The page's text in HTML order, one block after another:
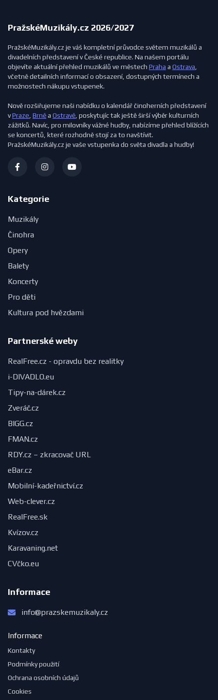
PražskéMuzikály.cz 2026/2027
PražskéMuzikály.cz je váš kompletní průvodce světem muzikálů a
divadelních představení v České republice. Na našem portálu
objevíte aktuální přehled muzikálů ve městech Praha a Ostrava
včetně detailních informací o obsazení, dostupných termínech a
možnostech nákupu vstupenek.
Nově rozšiřujeme naši nabídku o kalendář činoherních představení
vPraze Brněa Ostravě , poskytujíc tak ještě širší výběr kulturních
zážitků. Navíc, pro milovníky vážné hudby, nabízíme přehled blížících
se koncertů, které rozhodně stojí za to navštívit.
PražskéMuzikály.cz je vaše vstupenka do světa divadla a hudby!
Kategorie
Muzikály
Činohra
Opery
Balety
Koncerty
Pro děti
Kultura pod hvězdami
Partnerské weby
RealFree.cz - opravdu bez realitky
i-DIVADLO.eu
Tipy-na-dárek.cz
Zveráč.cz
BIGG.cz
FMAN.cz
RDY.cz – zkracovač URL
eBar.cz
Mobilní-kadeřnictví.cz
Web-clever.cz
RealFree.sk
Kvízov.cz
Karavaning.net
CVčko.eu
Informace
info@prazskemuzikaly.cz
Informace
Kontakty
Podmínky použití
Ochrana osobních údajů
Cookies